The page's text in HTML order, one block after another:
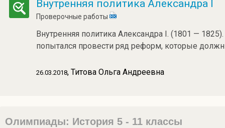
Внутренняя политика Александра I
Проверочные работы
Внутренняя политика Александра I. (1801 —
попытался провести ряд реформ, которые
26.03.2018, Титова Ольга Андреевна
Олимпиады: История 5 - 11 классы